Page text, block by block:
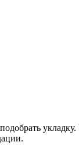
укладку.